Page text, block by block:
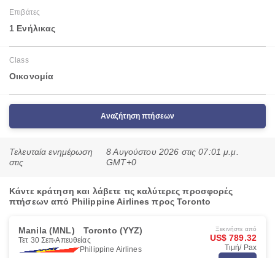
Επιβάτες
1 Ενήλικας
Class
Οικονομία
Αναζήτηση πτήσεων
Τελευταία ενημέρωση
στις
8 Αυγούστου 2026 στις 07:01 μ.μ.
GMT+0
Κάντε κράτηση και λάβετε τις καλύτερες προσφορές
πτήσεων από Philippine Airlines προς Toronto
Manila (MNL) Toronto (YYZ)
Τετ 30 Σεπ Απευθείας
Philippine Airlines
Ξεκινήστε από
US$ 789.32
Τιμή/ Pax